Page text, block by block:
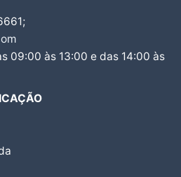
09:00 às 13:00 e das 14:00 às